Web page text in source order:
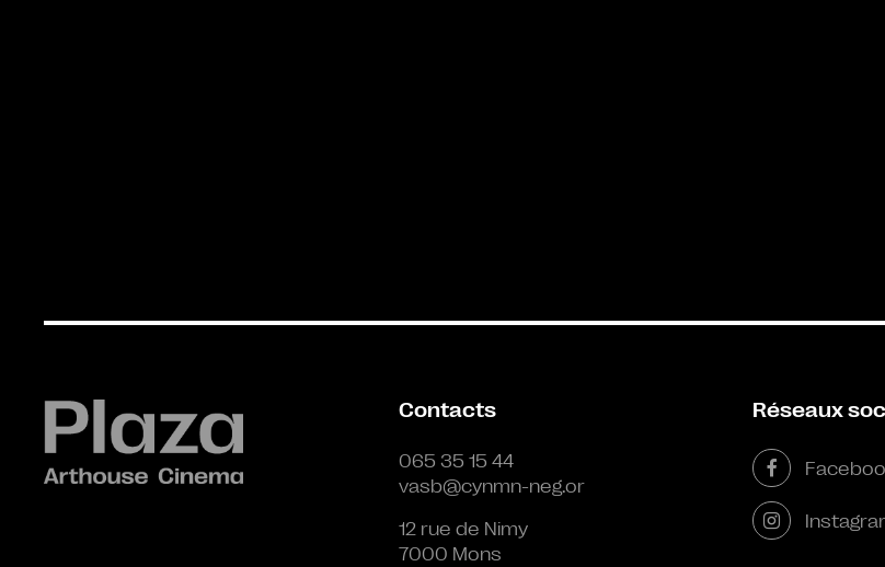
Contacts
065 35 15 44
vasb@cynmn-neg.or
12 rue de Nimy
7000 Mons
Réseaux